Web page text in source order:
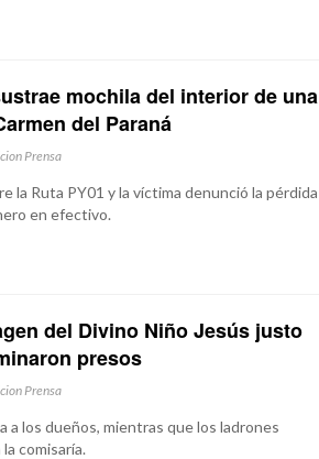
mochila del interior de una
del Paraná
Prensa
la Ruta PY01 y la víctima denunció la pérdida
en efectivo.
del Divino Niño Jesús justo
presos
Prensa
a los dueños, mientras que los ladrones
comisaría.